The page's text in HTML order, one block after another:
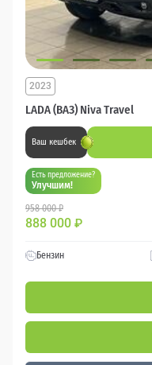
LADA (ВАЗ) Niva Travel
2023
Ваш кешбек
Есть предложение?
Улучшим!
958 000 ₽
888 000 ₽
Бензин